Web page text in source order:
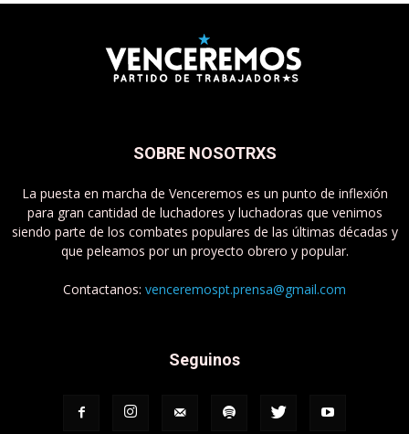
SOBRE NOSOTRXS
La puesta en marcha de Venceremos es un punto de inflexión
para gran cantidad de luchadores y luchadoras que venimos
siendo parte de los combates populares de las últimas décadas y
que peleamos por un proyecto obrero y popular.
Contactanos: venceremospt.prensa@gmail.com
Seguinos